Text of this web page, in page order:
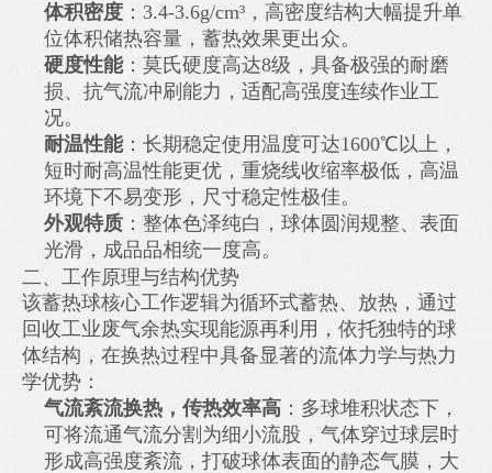
体积密度 ：3.4-3.6g/cm³，高密度结构大幅提升单
位体积储热容量，蓄热效果更出众。
硬度性能：莫氏硬度高达8级，具备极强的耐磨
损、抗气流冲刷能力，适配高强度连续作业工
况。
耐温性能：长期稳定使用温度可达1600℃以上，
短时耐高温性能更优，重烧线收缩率极低，高温
环境下不易变形，尺寸稳定性极佳。
外观特质 ：整体色泽纯白，球体圆润规整、表面
光滑，成品品相统一度高。
二、工作原理与结构优势
该蓄热球核心工作逻辑为循环式蓄热、放热，通过
回收工业废气余热实现能源再利用，依托独特的球
体结构，在换热过程中具备显著的流体力学与热力
学优势：
气流紊流换热，传热效率高 ：多球堆积状态下，
可将流通气流分割为细小流股，气体穿过球层时
形成高强度紊流，打破球体表面的静态气膜，大